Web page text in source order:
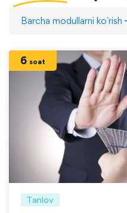
Barcha modullarni ko`rish
6 soat
Tanlov